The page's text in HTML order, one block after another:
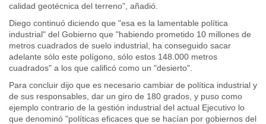
calidad geotécnica del terreno", añadió.
Diego continuó diciendo que "esa es la lamentable política
industrial" del Gobierno que "habiendo prometido 10 millones de
metros cuadrados de suelo industrial, ha conseguido sacar
adelante sólo este polígono, sólo estos 148.000 metros
cuadrados" a los que calificó como un "desierto".
Para concluir dijo que es necesario cambiar de política industrial y
de sus responsables, dar un giro de 180 grados, y puso como
ejemplo contrario de la gestión industrial del actual Ejecutivo lo
que denominó "políticas eficaces que se hacían por gobiernos del